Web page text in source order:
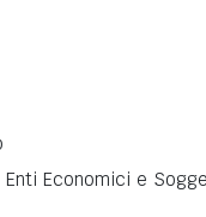
Economici e